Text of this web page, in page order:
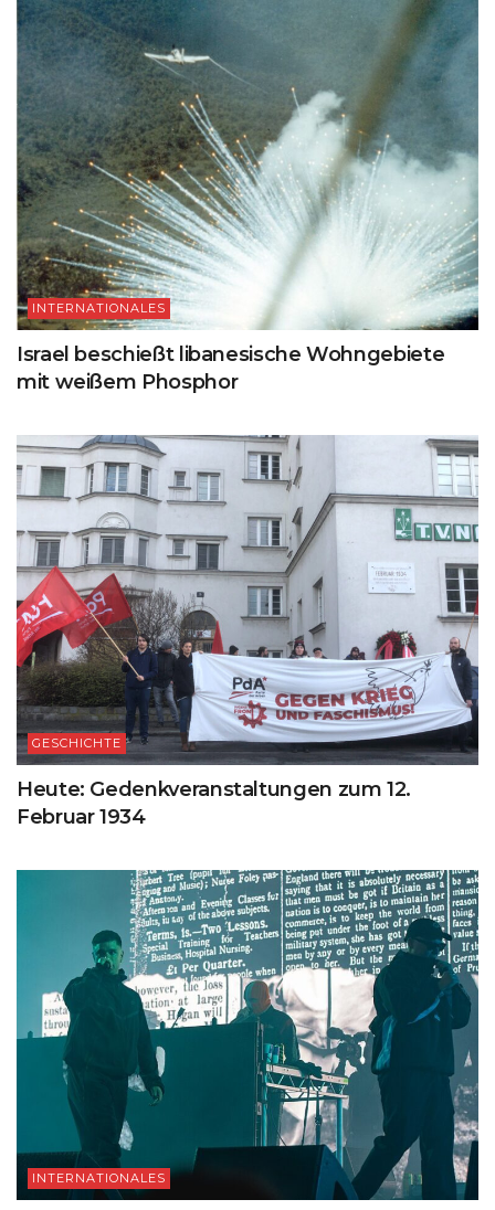
INTERNATIONALES
Israel beschießt libanesische Wohngebiete
mit weißem Phosphor
GESCHICHTE
Heute: Gedenkveranstaltungen zum 12.
Februar 1934
INTERNATIONALES